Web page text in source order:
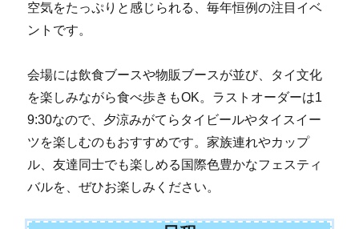
空気をたっぷりと感じられる、毎年恒例の注目イベ
ントです。
会場には飲食ブースや物販ブースが並び、タイ文化
を楽しみながら食べ歩きもOK。ラストオーダーは1
9:30なので、夕涼みがてらタイビールやタイスイー
ツを楽しむのもおすすめです。家族連れやカップ
ル、友達同士でも楽しめる国際色豊かなフェスティ
バルを、ぜひお楽しみください。